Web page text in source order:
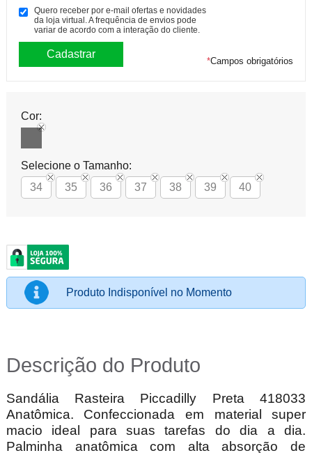
Quero receber por e-mail ofertas e novidades
da loja virtual. A frequência de envios pode
variar de acordo com a interação do cliente.
*Campos obrigatórios
Cor:
Selecione o Tamanho:
34
35 36 37 38 39 40
Produto Indisponível no Momento
Descrição do Produto
Sandália Rasteira Piccadilly Preta 418033
Anatômica. Confeccionada em material super
macio ideal para suas tarefas do dia a dia.
Palminha anatômica com alta absorção de